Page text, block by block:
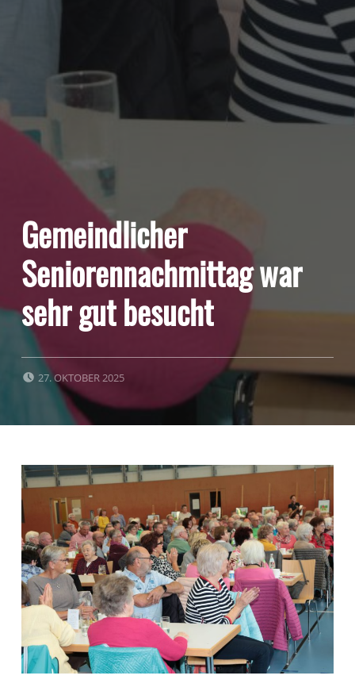
Gemeindlicher
Seniorennachmittag war
sehr gut besucht
POSTED ON:
27. OKTOBER 2025